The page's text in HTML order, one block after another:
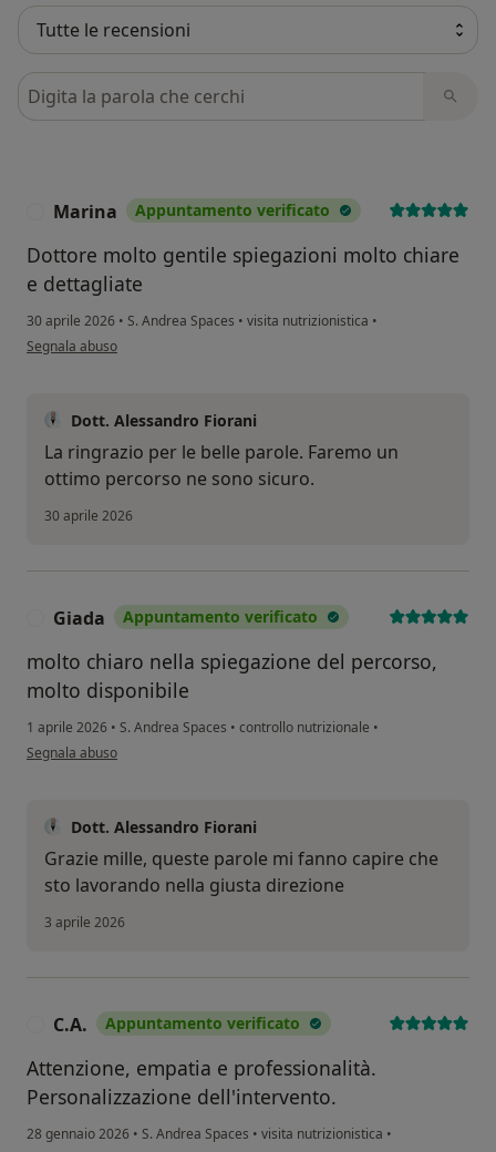
Cerca nelle recensioni
Marina Appuntamento verificato
Dottore molto gentile spiegazioni molto chiare
e dettagliate
30 aprile 2026 • S. Andrea Spaces • visita nutrizionistica •
secondo l'opinione dell'utente Marina
Segnala abuso
Dott. Alessandro Fiorani
La ringrazio per le belle parole. Faremo un
ottimo percorso ne sono sicuro.
30 aprile 2026
Giada Appuntamento verificato
molto chiaro nella spiegazione del percorso,
molto disponibile
1 aprile 2026 • S. Andrea Spaces • controllo nutrizionale •
secondo l'opinione dell'utente Giada
Segnala abuso
Dott. Alessandro Fiorani
Grazie mille, queste parole mi fanno capire che
sto lavorando nella giusta direzione
3 aprile 2026
C.A. Appuntamento verificato
Attenzione, empatia e professionalità.
Personalizzazione dell'intervento.
28 gennaio 2026 • S. Andrea Spaces • visita nutrizionistica •